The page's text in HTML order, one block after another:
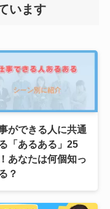
います
ができる人に共通
「あるある」25
あなたは何個知っ
？